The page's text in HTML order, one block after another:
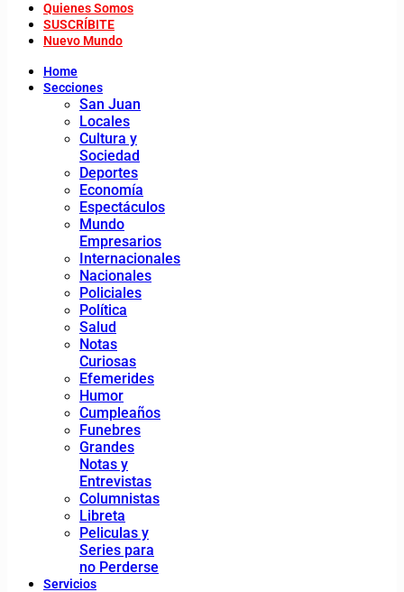
Quienes Somos
SUSCRÍBITE
Nuevo Mundo
Home
Secciones
San Juan
Locales
Cultura y
Sociedad
Deportes
Economía
Espectáculos
Mundo
Empresarios
Internacionales
Nacionales
Policiales
Política
Salud
Notas
Curiosas
Efemerides
Humor
Cumpleaños
Funebres
Grandes
Notas y
Entrevistas
Columnistas
Libreta
Peliculas y
Series para
no Perderse
Servicios